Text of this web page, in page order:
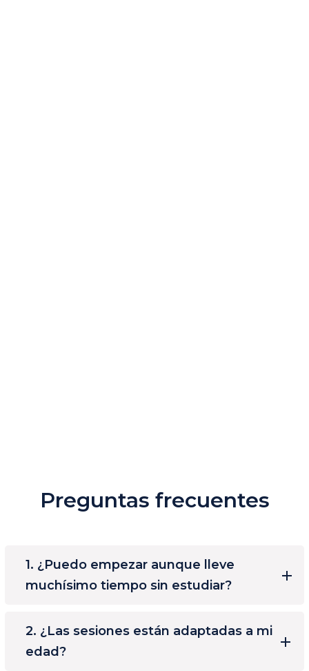
Preguntas frecuentes
1. ¿Puedo empezar aunque lleve
muchísimo tiempo sin estudiar?
2. ¿Las sesiones están adaptadas a mi
edad?